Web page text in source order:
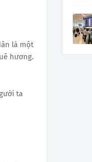
là một
hương.
ta